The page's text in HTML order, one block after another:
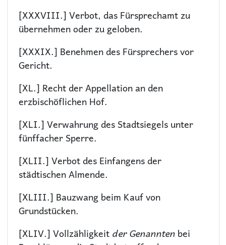
[XXXVIII.] Verbot, das Fürsprechamt zu
übernehmen oder zu geloben.
[XXXIX.] Benehmen des Fürsprechers vor
Gericht.
[XL.] Recht der Appellation an den
erzbischöflichen Hof.
[XLI.] Verwahrung des Stadtsiegels unter
fünffacher Sperre.
[XLII.] Verbot des Einfangens der
städtischen Almende.
[XLIII.] Bauzwang beim Kauf von
Grundstücken.
[XLIV.] Vollzähligkeit der Genannten bei